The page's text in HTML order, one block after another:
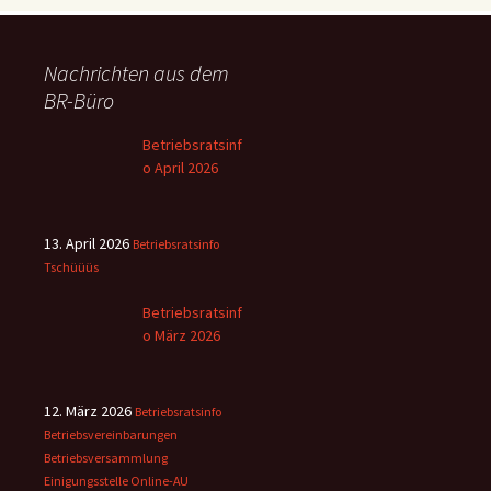
Nachrichten aus dem
BR-Büro
Betriebsratsinf
o April 2026
13. April 2026 Betriebsratsinfo
Tschüüüs
Betriebsratsinf
o März 2026
12. März 2026 Betriebsratsinfo
Betriebsvereinbarungen
Betriebsversammlung
Einigungsstelle Online-AU